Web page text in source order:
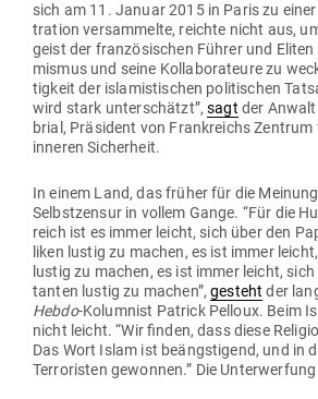
sich am 11. Januar 2015 in Paris zu
tration ver­sam­melte, reichte nicht aus,
geist der fran­zö­si­schen Führer und
mismus und seine Kol­la­bo­ra­teure zu
tigkeit der isla­mis­ti­schen poli­ti­schen
wird stark unter­schätzt”,sagt der
brial, Prä­sident von Frank­reichs Zentrum
inneren Sicherheit.
In einem Land, das früher für die
Selbst­zensur in vollem Gange. “Für die
reich ist es immer leicht, sich über den
liken lustig zu machen, es ist immer
lustig zu machen, es ist immer leicht,
tanten lustig zu machen”,gesteht der
Hebdo-Kolumnist Patrick Pelloux. Beim
nicht leicht. “Wir finden, dass diese
Das Wort Islam ist beängs­tigend, und in
Ter­ro­risten gewonnen.” Die